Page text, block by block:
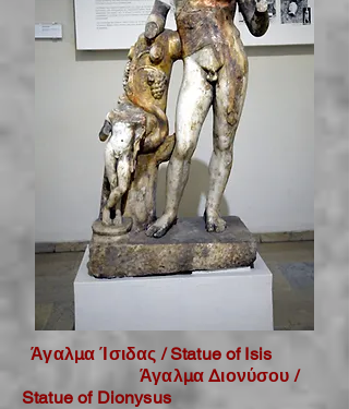
Άγαλμα Ίσιδας / Statue of Isis
Άγαλμα Διονύσου /
Statue of Dionysus